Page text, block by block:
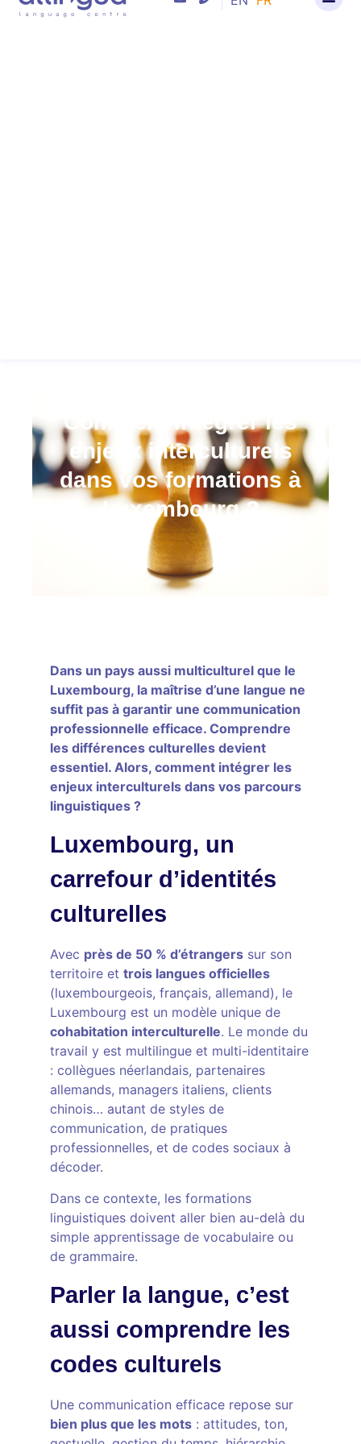
Comment intégrer les
enjeux interculturels
dans vos formations à
Luxembourg ?
Dans un pays aussi multiculturel que le
Luxembourg, la maîtrise d’une langue ne
suffit pas à garantir une communication
professionnelle efficace. Comprendre
les différences culturelles devient
essentiel. Alors, comment intégrer les
enjeux interculturels dans vos parcours
linguistiques ?
Luxembourg, un
carrefour d’identités
culturelles
Avec près de 50 % d’étrangers sur son
territoire ettrois langues officielles
(luxembourgeois, français, allemand), le
Luxembourg est un modèle unique de
cohabitation interculturelle. Le monde du
travail y est multilingue et multi-identitaire
: collègues néerlandais, partenaires
allemands, managers italiens, clients
chinois… autant de styles de
communication, de pratiques
professionnelles, et de codes sociaux à
décoder.
Dans ce contexte, les formations
linguistiques doivent aller bien au-delà du
simple apprentissage de vocabulaire ou
de grammaire.
Parler la langue, c’est
aussi comprendre les
codes culturels
Une communication efficace repose sur
bien plus que les mots : attitudes, ton,